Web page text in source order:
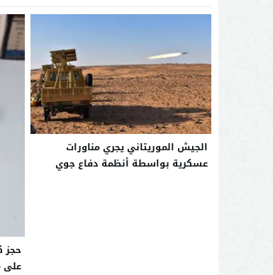
الجيش الموريتاني يجري مناورات
عسكرية بواسطة أنظمة دفاع جوي
حجز
على